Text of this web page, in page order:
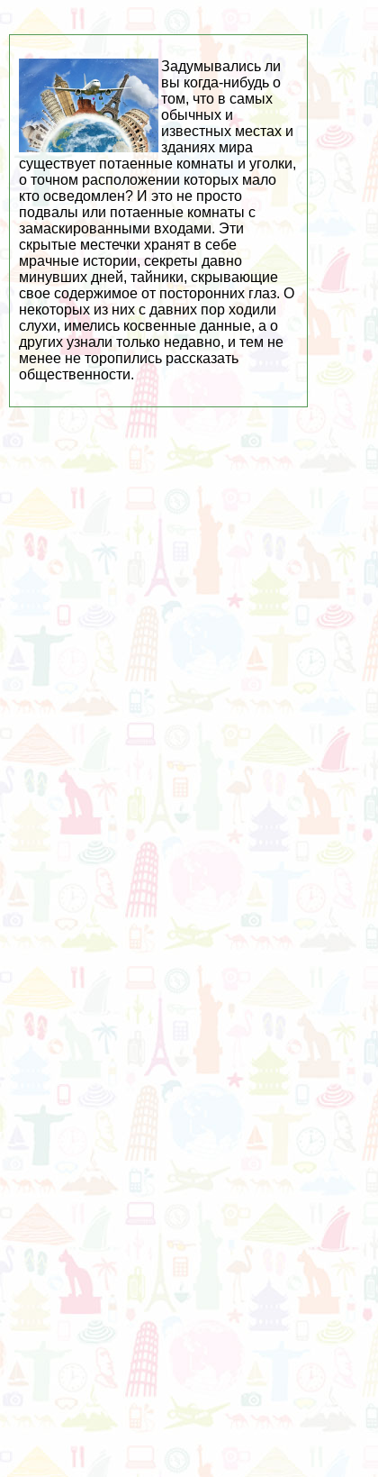
Задумывались ли
вы когда-нибудь о
том, что в самых
обычных и
известных местах и
зданиях мира
существует потаенные комнаты и уголки,
о точном расположении которых мало
кто осведомлен? И это не просто
подвалы или потаенные комнаты с
замаскированными входами. Эти
скрытые местечки хранят в себе
мрачные истории, секреты давно
минувших дней, тайники, скрывающие
свое содержимое от посторонних глаз. О
некоторых из них с давних пор ходили
слухи, имелись косвенные данные, а о
других узнали только недавно, и тем не
менее не торопились рассказать
общественности.